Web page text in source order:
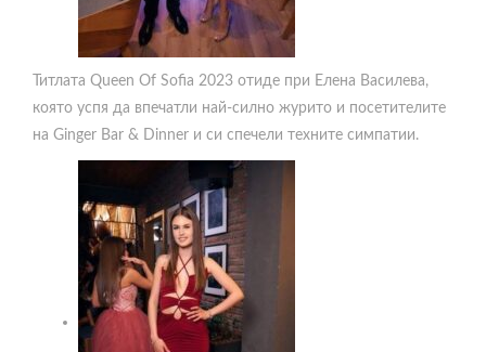
Титлата Queen Of Sofia 2023 отиде при Елена Василева,
която успя да впечатли най-силно журито и посетителите
на Ginger Bar & Dinner и си спечели техните симпатии.